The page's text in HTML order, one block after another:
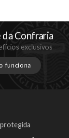
da Confraria
exclusivos
funciona